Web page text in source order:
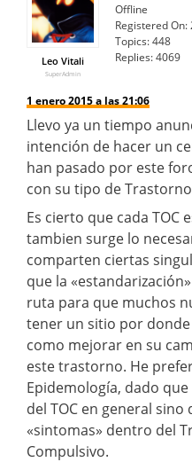
Leo Vitali
SuperAdmin
Offline
Registered On:
Topics:448
Replies:4069
1 enero 2015 a las 21:06
Llevo ya un tiempo
intención de hacer un
han pasado por este
con su tipo de
Es cierto que cada TOC
tambien surge lo
comparten ciertas
que la
ruta para que muchos
tener un sitio por
como mejorar en su
este trastorno. He
Epidemología, dado
del TOC en general sino
«sintomas» dentro del
Compulsivo.